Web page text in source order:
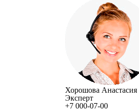
Хорошова Анастасия
Эксперт
+7 000-07-00